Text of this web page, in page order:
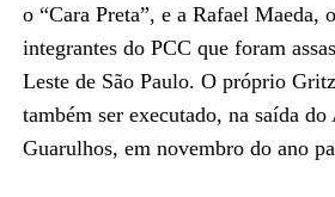
o “Cara Preta”, e a Rafael Maeda,
integrantes do PCC que foram
Leste de São Paulo. O próprio
também ser executado, na saída
Guarulhos, em novembro do ano